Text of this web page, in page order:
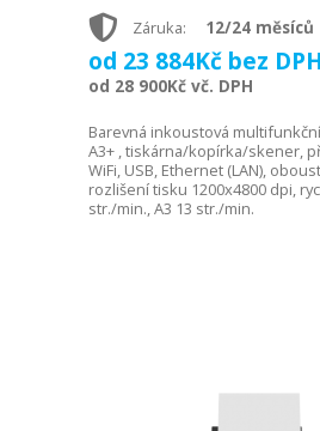
Záruka: 12/24 měsíců
od 23 884Kč bez DPH
od 28 900Kč vč. DPH
Barevná inkoustová
A3+ , tiskárna/kopírka/skener,
WiFi, USB, Ethernet (LAN),
rozlišení tisku 1200x4800 dpi,
str./min., A3 13 str./min.